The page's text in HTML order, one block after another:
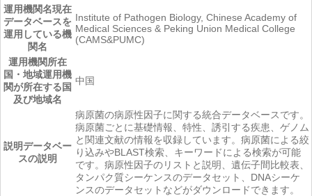
運用機関名現在
データベースを
運用している機
関名
Institute of Pathogen Biology, Chinese Academy of
Medical Sciences & Peking Union Medical College
(CAMS&PUMC)
運用機関所在
国・地域運用機
関が所在する国
及び地域名
中国
説明データベー
スの説明
病原菌の病原性因子に関する統合データベースです。
病原菌ごとに基礎情報、特性、誘引する疾患、ゲノム
と関連文献の情報を収録しています。病原菌による絞
り込みやBLAST検索、キーワードによる検索が可能
です。病原性因子のリストと説明、遺伝子間比較表、
タンパク質シーケンスのデータセット、DNAシーケ
ンスのデータセットなどがダウンロードできます。